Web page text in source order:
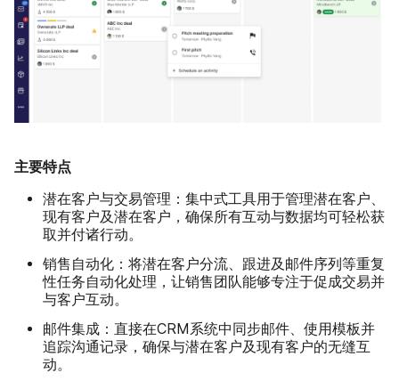
主要特点
潜在客户与交易管理： 集中式工具用于管理潜在客户、
现有客户及潜在客户，确保所有互动与数据均可轻松获
取并付诸行动。
销售自动化： 将潜在客户分流、跟进及邮件序列等重复
性任务自动化处理，让销售团队能够专注于促成交易并
与客户互动。
邮件集成： 直接在CRM系统中同步邮件、使用模板并
追踪沟通记录，确保与潜在客户及现有客户的无缝互
动。